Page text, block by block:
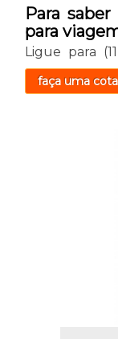
Para
para
Ligue para
faça uma